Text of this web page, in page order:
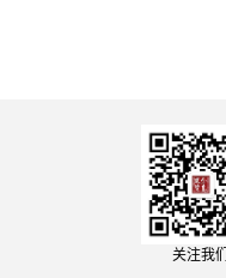
关注我们